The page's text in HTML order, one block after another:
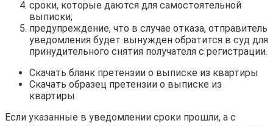
сроки, которые даются для самостоятельной
выписки;
предупреждение, что в случае отказа, отправитель
уведомления будет вынужден обратится в суд для
принудительного снятия получателя с регистрации.
Скачать бланк претензии о выписке из квартиры
Скачать образец претензии о выписке из
квартиры
Если указанные в уведомлении сроки прошли, а с